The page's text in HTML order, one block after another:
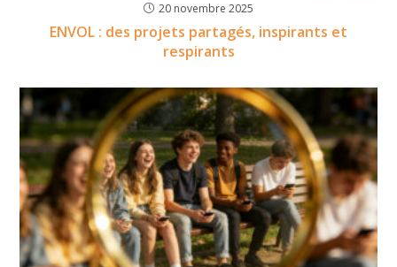
20 novembre 2025
ENVOL : des projets partagés, inspirants et
respirants